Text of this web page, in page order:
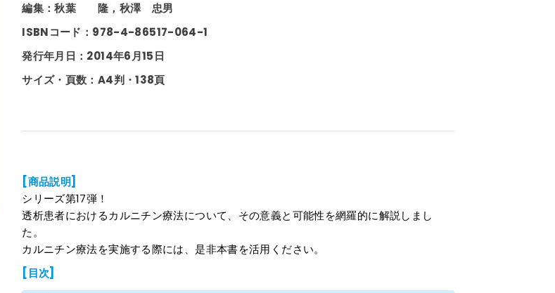
編集：秋葉 隆，秋澤 忠男
ISBNコード：978-4-86517-064-1
発行年月日：2014年6月15日
サイズ・頁数：A4判・138頁
[商品説明]
シリーズ第17弾！
透析患者におけるカルニチン療法について、その意義と可能性を網羅的に解説しまし
た。
カルニチン療法を実施する際には、是非本書を活用ください。
[目次]